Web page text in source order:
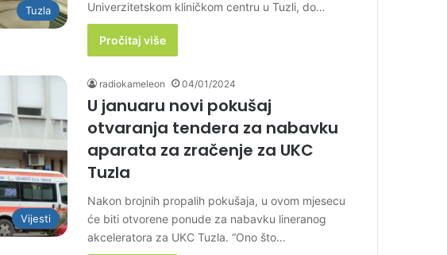
Tuzla
Univerzitetskom kliničkom centru u Tuzli, do…
Pročitaj više
Vijesti
radiokameleon 04/01/2024
U januaru novi pokušaj
otvaranja tendera za nabavku
aparata za zračenje za UKC
Tuzla
Nakon brojnih propalih pokušaja, u ovom mjesecu
će biti otvorene ponude za nabavku lineranog
akceleratora za UKC Tuzla. “Ono što…